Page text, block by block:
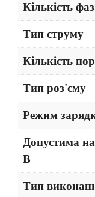
Кількість фаз
Тип струму
Кількість
Тип роз'єму
Режим
Допустима
В
Тип